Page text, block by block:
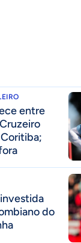
entre
do